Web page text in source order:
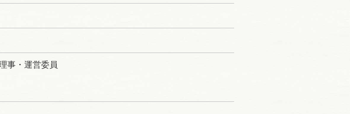
事・運営委員